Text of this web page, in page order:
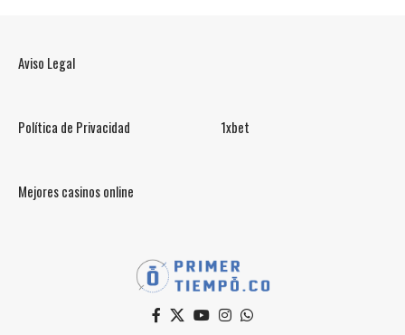
Aviso Legal
Política de Privacidad 1xbet
Mejores casinos online